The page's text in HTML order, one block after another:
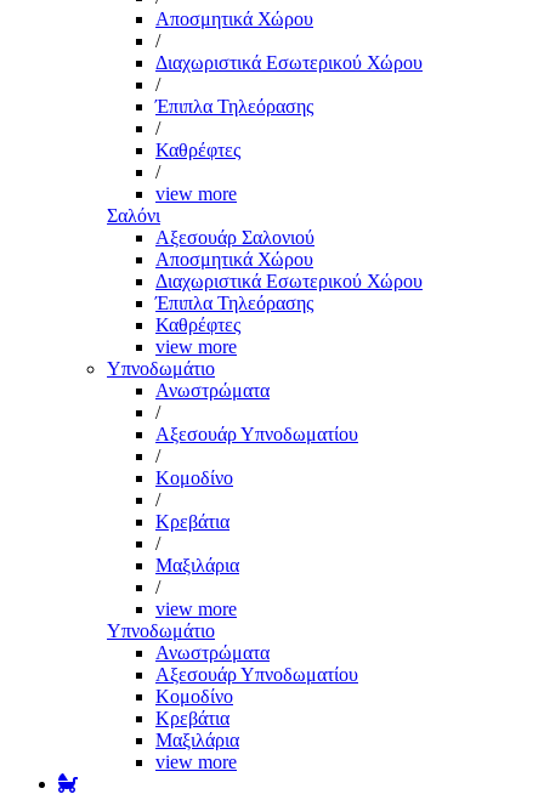
Αποσμητικά Χώρου
/
Διαχωριστικά Εσωτερικού Χώρου
/
Έπιπλα Τηλεόρασης
/
Καθρέφτες
/
view more
Σαλόνι
Αξεσουάρ Σαλονιού
Αποσμητικά Χώρου
Διαχωριστικά Εσωτερικού Χώρου
Έπιπλα Τηλεόρασης
Καθρέφτες
view more
Υπνοδωμάτιο
Ανωστρώματα
/
Αξεσουάρ Υπνοδωματίου
/
Κομοδίνο
/
Κρεβάτια
/
Μαξιλάρια
/
view more
Υπνοδωμάτιο
Ανωστρώματα
Αξεσουάρ Υπνοδωματίου
Κομοδίνο
Κρεβάτια
Μαξιλάρια
view more